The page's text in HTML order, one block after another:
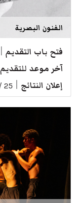
الفنون البصرية
فتح باب التقديم
آخر موعد للتقديم
إعلان النتائج 25 / 8 / 2026